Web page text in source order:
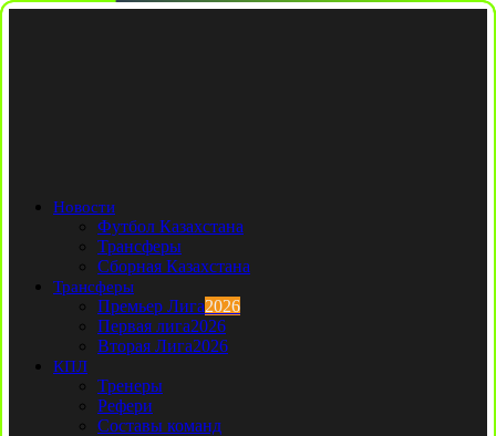
Новости
Футбол Казахстана
Трансферы
Сборная Казахстана
Трансферы
Премьер Лига2026
Первая лига2026
Вторая Лига2026
КПЛ
Тренеры
Рефери
Составы команд